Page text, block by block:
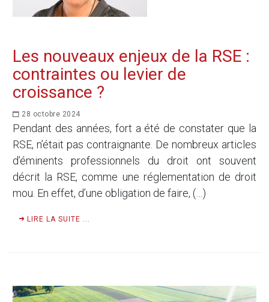
Les nouveaux enjeux de la RSE :
contraintes ou levier de
croissance ?
28 octobre 2024
Pendant des années, fort a été de constater que la
RSE, n’était pas contraignante. De nombreux articles
d’éminents professionnels du droit ont souvent
décrit la RSE, comme une réglementation de droit
mou. En effet, d’une obligation de faire, (…)
LIRE LA SUITE ...